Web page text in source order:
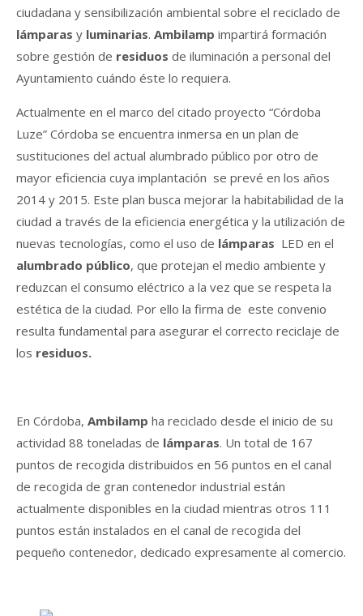
ciudadana y sensibilización ambiental sobre el reciclado de
lámparas y luminarias. Ambilamp impartirá formación
sobre gestión de residuos de iluminación a personal del
Ayuntamiento cuándo éste lo requiera.
Actualmente en el marco del citado proyecto “Córdoba
Luze” Córdoba se encuentra inmersa en un plan de
sustituciones del actual alumbrado público por otro de
mayor eficiencia cuya implantación se prevé en los años
2014 y 2015. Este plan busca mejorar la habitabilidad de la
ciudad a través de la eficiencia energética y la utilización de
nuevas tecnologías, como el uso de lámparas LED en el
alumbrado público, que protejan el medio ambiente y
reduzcan el consumo eléctrico a la vez que se respeta la
estética de la ciudad. Por ello la firma de este convenio
resulta fundamental para asegurar el correcto reciclaje de
los residuos.
En Córdoba, Ambilamp ha reciclado desde el inicio de su
actividad 88 toneladas de lámparas. Un total de 167
puntos de recogida distribuidos en 56 puntos en el canal
de recogida de gran contenedor industrial están
actualmente disponibles en la ciudad mientras otros 111
puntos están instalados en el canal de recogida del
pequeño contenedor, dedicado expresamente al comercio.